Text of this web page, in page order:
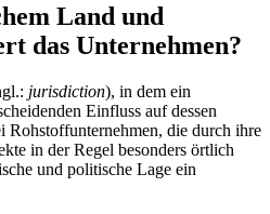
Land und
das Unternehmen?
jurisdiction), in dem ein
Einfluss auf dessen
Rohstoffunternehmen, die durch ihre
in der Regel besonders örtlich
und politische Lage ein